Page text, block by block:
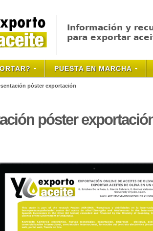
Información y
para exportar
PUESTA EN MARCHA
póster exportación
ón póster